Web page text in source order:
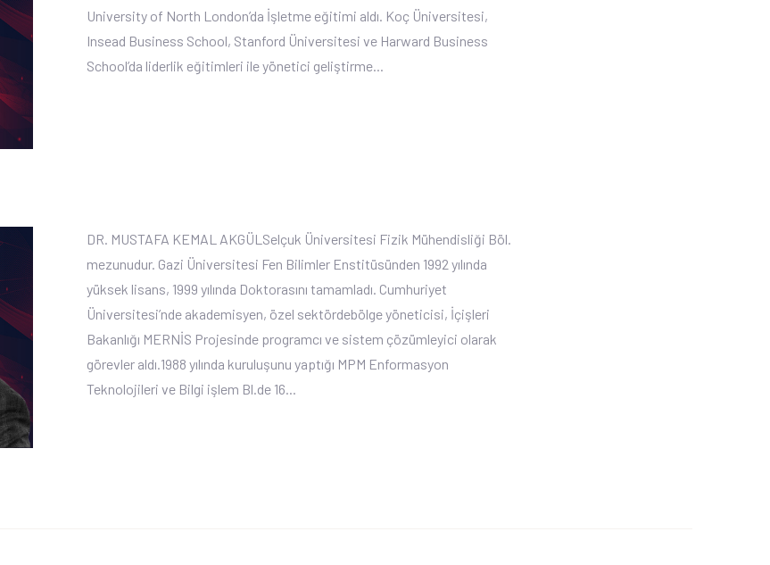
University of North London’da İşletme eğitimi aldı. Koç Üniversitesi,
Insead Business School, Stanford Üniversitesi ve Harward Business
School’da liderlik eğitimleri ile yönetici geliştirme...
DR. MUSTAFA KEMAL AKGÜLSelçuk Üniversitesi Fizik Mühendisliği Böl.
mezunudur. Gazi Üniversitesi Fen Bilimler Enstitüsünden 1992 yılında
yüksek lisans, 1999 yılında Doktorasını tamamladı. Cumhuriyet
Üniversitesi’nde akademisyen, özel sektördebölge yöneticisi, İçişleri
Bakanlığı MERNİS Projesinde programcı ve sistem çözümleyici olarak
görevler aldı.1988 yılında kuruluşunu yaptığı MPM Enformasyon
Teknolojileri ve Bilgi işlem Bl.de 16...